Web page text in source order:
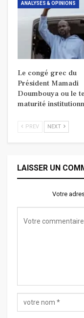
ANALYSES & OPINIONS
Le congé grec du
Président Mamadi
Doumbouya ou le
maturité
PREV NEXT
LAISSER UN
Votre